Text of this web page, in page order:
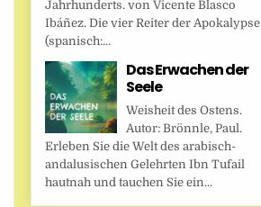
Jahrhunderts. von Vicente Blasco
Ibáñez. Die vier Reiter der Apokalypse
(spanisch:...
Das Erwachen der
Seele
Weisheit des Ostens.
Autor: Brönnle, Paul.
Erleben Sie die Welt des arabisch-
andalusischen Gelehrten Ibn Tufail
hautnah und tauchen Sie ein...